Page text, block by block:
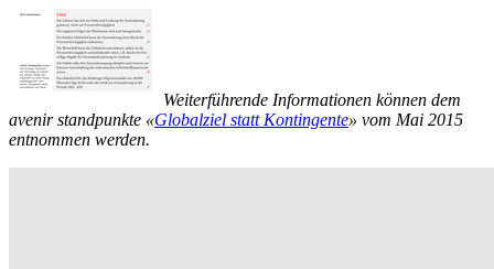
Weiterführende Informationen können dem
avenir standpunkte «Globalziel statt Kontingente» vom Mai 2015
entnommen werden.